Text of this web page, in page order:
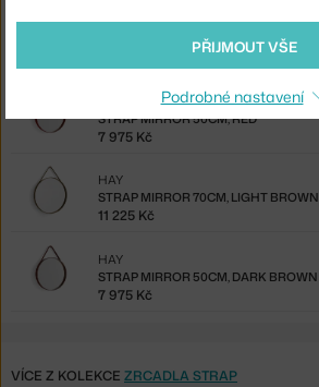
STRAP MIRROR 70CM, LIGHT GREY
HAY
STRAP MIRROR 50CM, RED
7 975 Kč
STRAP MIRROR 70CM, LIGHT BROWN
HAY
11 225 Kč
STRAP MIRROR 50CM, DARK BROWN
HAY
7 975 Kč
VÍCE Z KOLEKCE ZRCADLA STRAP
PŘIJMOUT VŠE
Podrobné nastavení